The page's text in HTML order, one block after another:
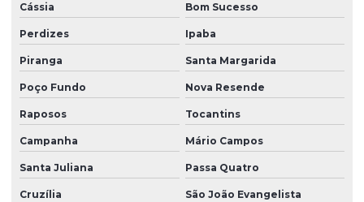
Cássia Bom Sucesso
Perdizes Ipaba
Piranga Santa Margarida
Poço Fundo Nova Resende
Raposos Tocantins
Campanha Mário Campos
Santa Juliana Passa Quatro
Cruzília São João Evangelista